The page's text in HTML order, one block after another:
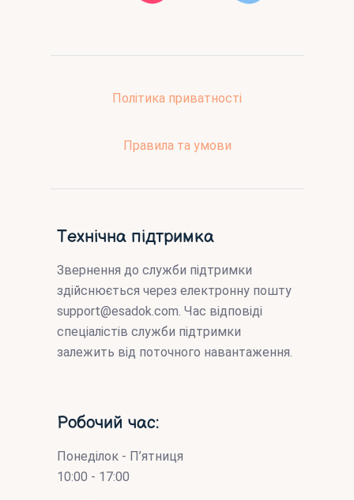
Політика приватності
Правила та умови
Технічна підтримка
Звернення до служби підтримки
здійснюється через електронну пошту
support@esadok.com. Час відповіді
спеціалістів служби підтримки
залежить від поточного навантаження.
Робочий час:
Понеділок - П’ятниця
10:00 - 17:00